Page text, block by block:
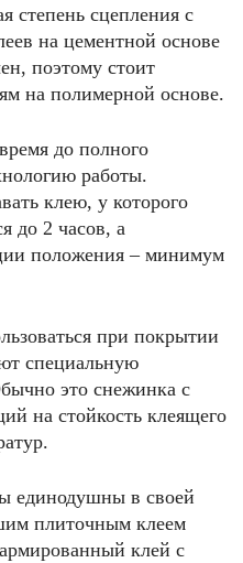
степень сцепления с
на цементной основе
поэтому стоит
на полимерной основе.
до полного
работы.
клею, у которого
до 2 часов, а
положения – минимум
при покрытии
специальную
это снежинка с
на стойкость клеящего
единодушны в своей
плиточным клеем
клей с